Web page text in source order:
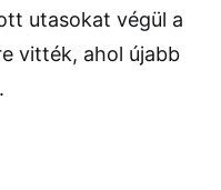
utasokat végül a
vitték, ahol újabb